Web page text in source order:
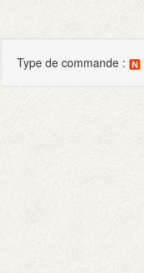
Type de commande :